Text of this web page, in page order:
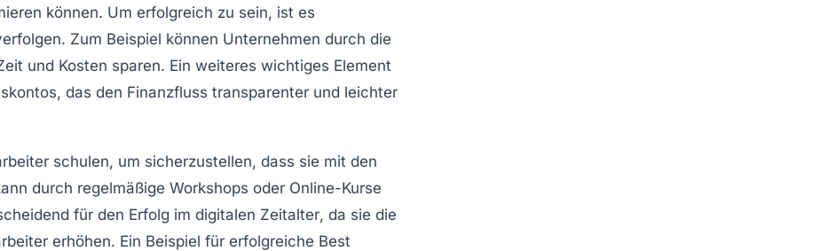
können. Um erfolgreich zu sein, ist es
Zum Beispiel können Unternehmen durch die
und Kosten sparen. Ein weiteres wichtiges Element
, das den Finanzfluss transparenter und leichter
schulen, um sicherzustellen, dass sie mit den
durch regelmäßige Workshops oder Online-Kurse
für den Erfolg im digitalen Zeitalter, da sie die
erhöhen. Ein Beispiel für erfolgreiche Best